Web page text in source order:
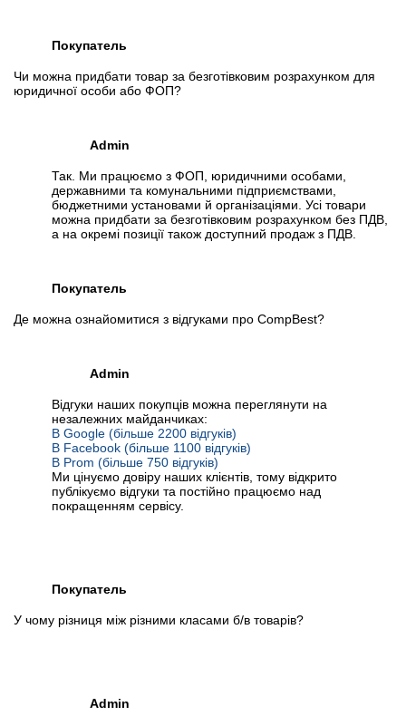
Покупатель
Чи можна придбати товар за безготівковим розрахунком для
юридичної особи або ФОП?
Admin
Так. Ми працюємо з ФОП, юридичними особами,
державними та комунальними підприємствами,
бюджетними установами й організаціями. Усі товари
можна придбати за безготівковим розрахунком без ПДВ,
а на окремі позиції також доступний продаж з ПДВ.
Покупатель
Де можна ознайомитися з відгуками про CompBest?
Admin
Відгуки наших покупців можна переглянути на
незалежних майданчиках:
В Google (більше 2200 відгуків)
В Facebook (більше 1100 відгуків)
В Prom (більше 750 відгуків)
Ми цінуємо довіру наших клієнтів, тому відкрито
публікуємо відгуки та постійно працюємо над
покращенням сервісу.
Покупатель
У чому різниця між різними класами б/в товарів?
Admin